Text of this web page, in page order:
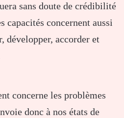
sans doute de crédibilité
capacités concernent aussi
développer, accorder et
concerne les problèmes
donc à nos états de